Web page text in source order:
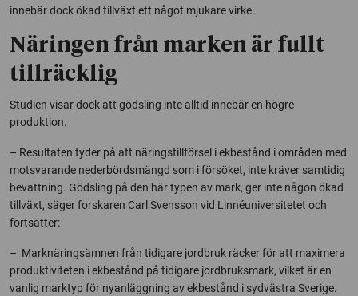
innebär dock ökad tillväxt ett något mjukare virke.
Näringen från marken är fullt
tillräcklig
Studien visar dock att gödsling inte alltid innebär en högre
produktion.
– Resultaten tyder på att näringstillförsel i ekbestånd i områden med
motsvarande nederbördsmängd som i försöket, inte kräver samtidig
bevattning. Gödsling på den här typen av mark, ger inte någon ökad
tillväxt, säger forskaren Carl Svensson vid Linnéuniversitetet och
fortsätter:
– Marknäringsämnen från tidigare jordbruk räcker för att maximera
produktiviteten i ekbestånd på tidigare jordbruksmark, vilket är en
vanlig marktyp för nyanläggning av ekbestånd i sydvästra Sverige.